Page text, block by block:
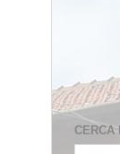
CERCA